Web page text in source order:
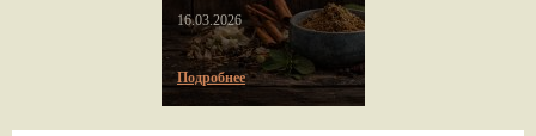
16.03.2026
Подробнее